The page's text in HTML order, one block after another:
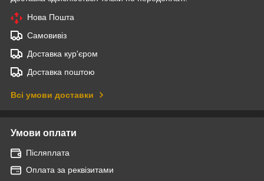
Нова Пошта
Самовивіз
Доставка кур'єром
Доставка поштою
Всі умови доставки
Умови оплати
Післяплата
Оплата за реквізитами